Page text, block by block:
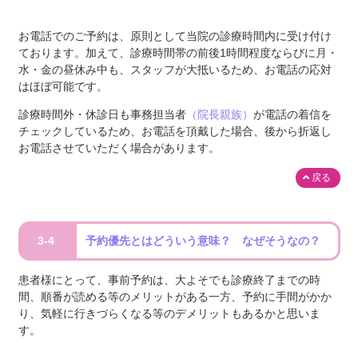
お電話でのご予約は、原則として当院の診療時間内に受け付け
ております。加えて、診療時間帯の前後1時間程度ならびに月・
水・金の昼休み中も、スタッフが大抵いるため、お電話の応対
はほぼ可能です。
診療時間外・休診日も事務担当者（院長親族） が電話の着信を
チェックしているため、お電話を頂戴した場合、後から折返し
お電話させていただく場合があります。
戻る
3-4 予約優先とはどういう意味？ なぜそうなの？
患者様にとって、事前予約は、大よそでも診療終了までの時
間、順番が読める等のメリットがある一方、予約に手間がかか
り、気軽に行きづらくなる等のデメリットもあるかと思いま
す。